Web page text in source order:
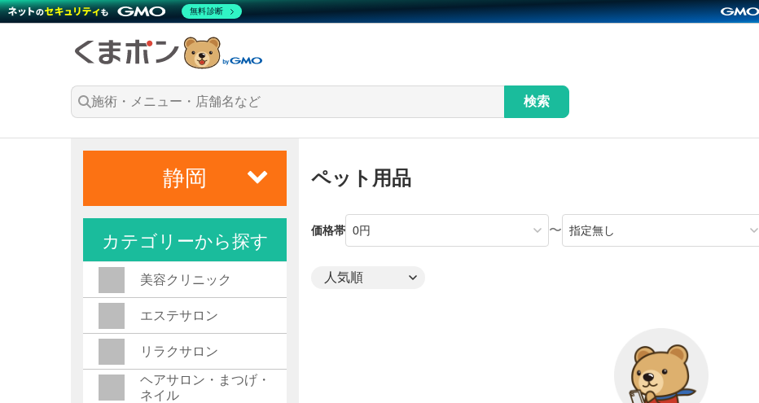
検索
ペット用品
価格帯 〜
静岡
カテゴリーから探す
美容クリニック
エステサロン
リラクサロン
ヘアサロン・まつげ・
ネイル
無料診断